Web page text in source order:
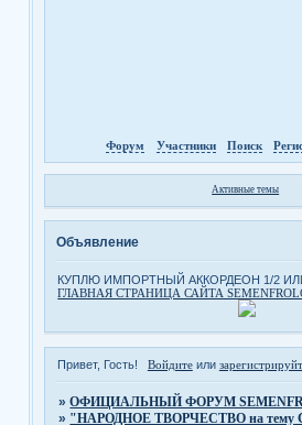
Форум Участники Поиск
Активные темы
Объявление
КУПЛЮ ИМПОРТНЫЙ АККОРДЕОН 1/2
ГЛАВНАЯ СТРАНИЦА САЙТА
Привет, Гость! Войдитеили
»ОФИЦИАЛЬНЫЙ ФОРУМ
» "НАРОДНОЕ ТВОРЧЕСТВО на